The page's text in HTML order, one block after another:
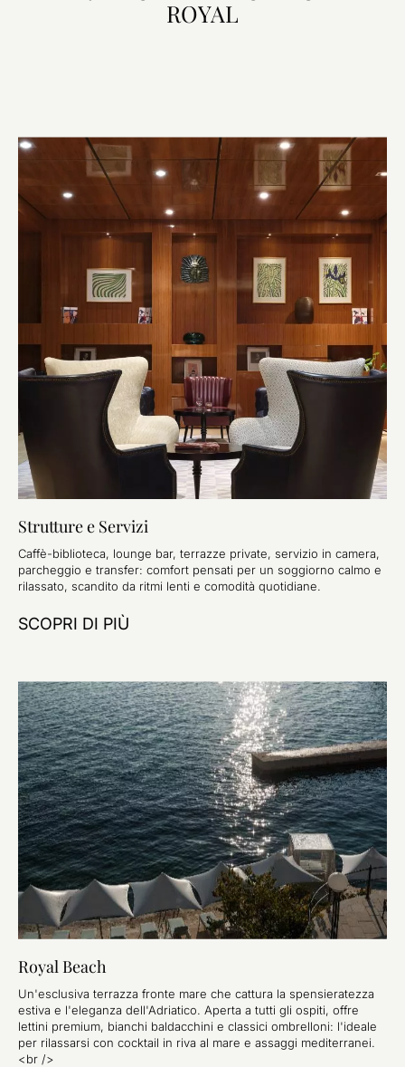
ROYAL
Strutture e Servizi
Caffè-biblioteca, lounge bar, terrazze private, servizio in camera,
parcheggio e transfer: comfort pensati per un soggiorno calmo e
rilassato, scandito da ritmi lenti e comodità quotidiane.
SCOPRI DI PIÙ
Royal Beach
Un'esclusiva terrazza fronte mare che cattura la spensieratezza
estiva e l'eleganza dell'Adriatico. Aperta a tutti gli ospiti, offre
lettini premium, bianchi baldacchini e classici ombrelloni: l'ideale
per rilassarsi con cocktail in riva al mare e assaggi mediterranei.
<br />